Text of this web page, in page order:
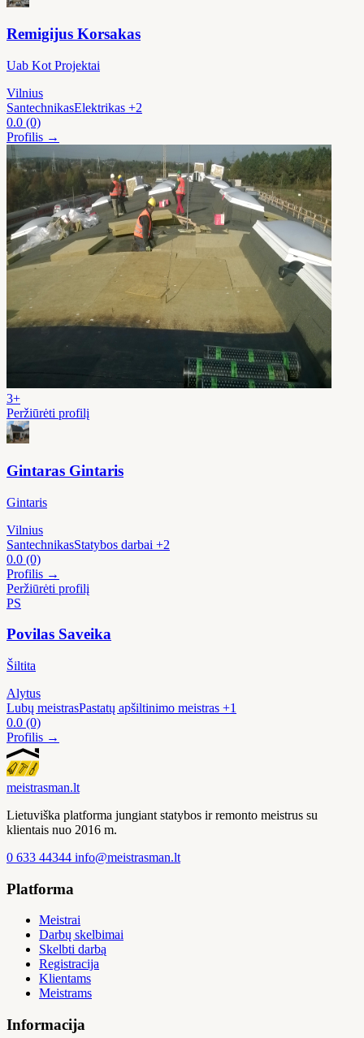
Remigijus Korsakas
Uab Kot Projektai
Vilnius
SantechnikasElektrikas +2
0.0 (0)
Profilis →
3+
Peržiūrėti profilį
Gintaras Gintaris
Gintaris
Vilnius
SantechnikasStatybos darbai +2
0.0 (0)
Profilis →
Peržiūrėti profilį
PS
Povilas Saveika
Šiltita
Alytus
Lubų meistrasPastatų apšiltinimo meistras +1
0.0 (0)
Profilis →
meistrasman.lt
Lietuviška platforma jungiant statybos ir remonto meistrus su
klientais nuo 2016 m.
0 633 44344 info@meistrasman.lt
Platforma
Meistrai
Darbų skelbimai
Skelbti darbą
Registracija
Klientams
Meistrams
Informacija